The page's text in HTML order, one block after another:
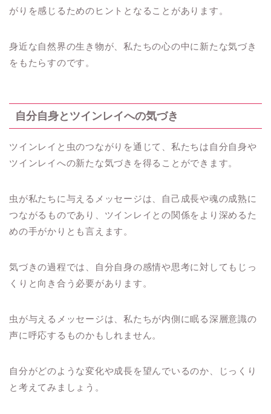
がりを感じるためのヒントとなることがあります。
身近な自然界の生き物が、私たちの心の中に新たな気づき
をもたらすのです。
自分自身とツインレイへの気づき
ツインレイと虫のつながりを通じて、私たちは自分自身や
ツインレイへの新たな気づきを得ることができます。
虫が私たちに与えるメッセージは、自己成長や魂の成熟に
つながるものであり、ツインレイとの関係をより深めるた
めの手がかりとも言えます。
気づきの過程では、自分自身の感情や思考に対してもじっ
くりと向き合う必要があります。
虫が与えるメッセージは、私たちが内側に眠る深層意識の
声に呼応するものかもしれません。
自分がどのような変化や成長を望んでいるのか、じっくり
と考えてみましょう。